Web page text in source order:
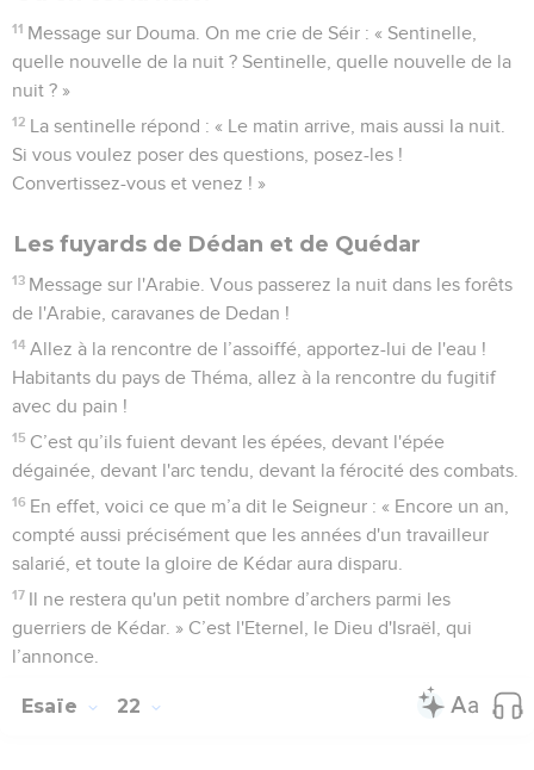
11 Message sur Douma. On me crie de Séir : « Sentinelle,
quelle nouvelle de la nuit ? Sentinelle, quelle nouvelle de la
nuit ? »
12 La sentinelle répond : « Le matin arrive, mais aussi la nuit.
Si vous voulez poser des questions, posez-les !
Convertissez-vous et venez ! »
Les fuyards de Dédan et de Quédar
13 Message sur l'Arabie. Vous passerez la nuit dans les forêts
de l'Arabie, caravanes de Dedan !
14 Allez à la rencontre de l’assoiffé, apportez-lui de l'eau !
Habitants du pays de Théma, allez à la rencontre du fugitif
avec du pain !
15 C’est qu’ils fuient devant les épées, devant l'épée
dégainée, devant l'arc tendu, devant la férocité des combats.
16 En effet, voici ce que m’a dit le Seigneur : « Encore un an,
compté aussi précisément que les années d'un travailleur
salarié, et toute la gloire de Kédar aura disparu.
17 Il ne restera qu'un petit nombre d’archers parmi les
guerriers de Kédar. » C’est l'Eternel, le Dieu d'Israël, qui
l’annonce.
Esaïe 22